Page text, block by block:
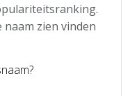
naam zien vinden